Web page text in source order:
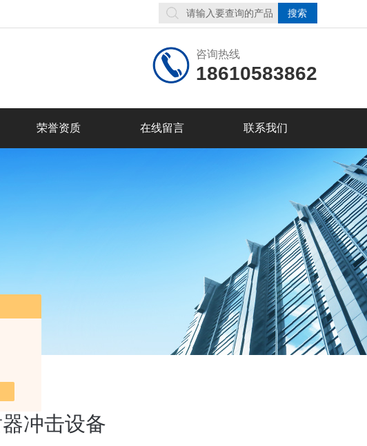
咨询热线
18610583862
荣誉资质 在线留言 联系我们
冲击设备